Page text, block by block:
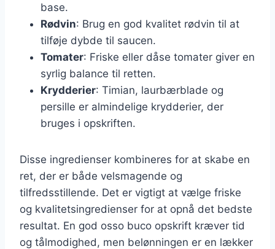
base.
Rødvin: Brug en god kvalitet rødvin til at
tilføje dybde til saucen.
Tomater: Friske eller dåse tomater giver en
syrlig balance til retten.
Krydderier: Timian, laurbærblade og
persille er almindelige krydderier, der
bruges i opskriften.
Disse ingredienser kombineres for at skabe en
ret, der er både velsmagende og
tilfredsstillende. Det er vigtigt at vælge friske
og kvalitetsingredienser for at opnå det bedste
resultat. En god osso buco opskrift kræver tid
og tålmodighed, men belønningen er en lækker